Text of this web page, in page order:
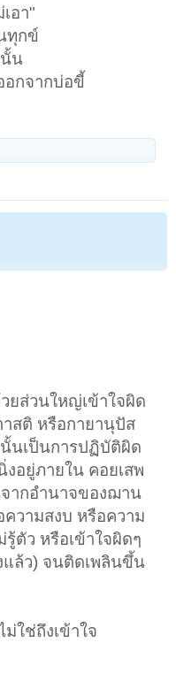
อา"
ทุกข์
นั้น
อกจากบ่อขี้
ยส่วนใหญ่เข้าใจผิด
สติ หรือกายานุปัส
นเป็นการปฏิบัติผิด
อยู่ภายใน คอยเสพ
ากอำนาจของฌาน
วามสงบ หรือความ
ตัว หรือเข้าใจผิดๆ
แล้ว) จนติดเพลินขึ้น
ใช่ถึงเข้าใจ